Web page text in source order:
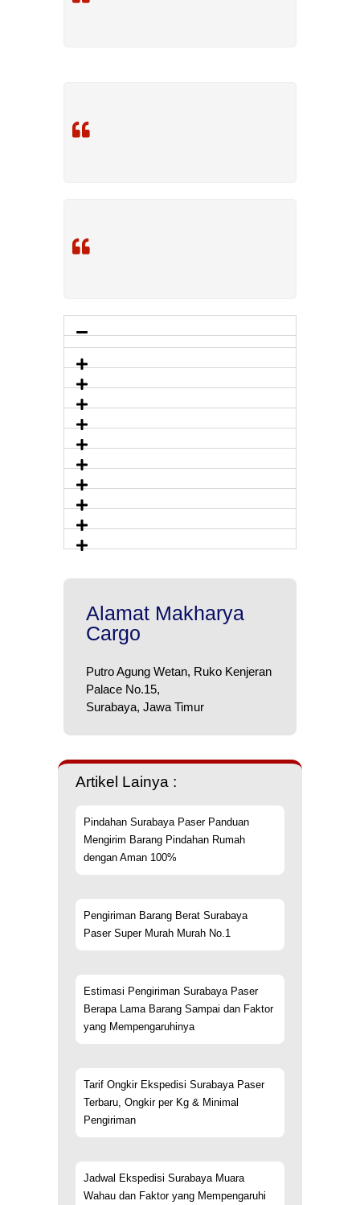
Alamat Makharya
Cargo
Putro Agung Wetan, Ruko Kenjeran
Palace No.15,
Surabaya, Jawa Timur
Artikel Lainya :
Pindahan Surabaya Paser Panduan
Mengirim Barang Pindahan Rumah
dengan Aman 100%
Pengiriman Barang Berat Surabaya
Paser Super Murah Murah No.1
Estimasi Pengiriman Surabaya Paser
Berapa Lama Barang Sampai dan Faktor
yang Mempengaruhinya
Tarif Ongkir Ekspedisi Surabaya Paser
Terbaru, Ongkir per Kg & Minimal
Pengiriman
Jadwal Ekspedisi Surabaya Muara
Wahau dan Faktor yang Mempengaruhi